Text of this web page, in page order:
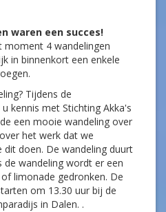
waren een succes!
moment 4 wandelingen
in binnenkort een enkele
Tijdens de
kennis met Stichting Akka's
een mooie wandeling over
het werk dat we
doen. De wandeling duurt
wandeling wordt er een
limonade gedronken. De
om 13.30 uur bij de
in Dalen. .